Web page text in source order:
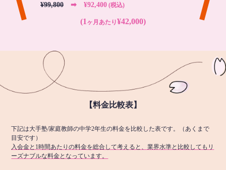
¥99,800 ➡︎ ¥92,400 (税込)
(1 ヶ月あたり¥42,000)
【料金比較表】
下記は大手塾/家庭教師の中学2年生の料金を比較した表です。（あくまで
目安です）
入会金と1時間あたりの料金を総合して考えると、業界水準と比較してもリ
ーズナブルな料金となっています。